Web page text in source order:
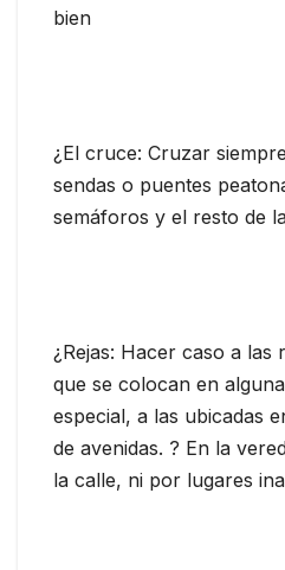
bien
¿El cruce: Cruzar
sendas o puentes
semáforos y el resto de
¿Rejas: Hacer caso a las
que se colocan en
especial, a las ubicadas
de avenidas. ? En la
la calle, ni por lugares